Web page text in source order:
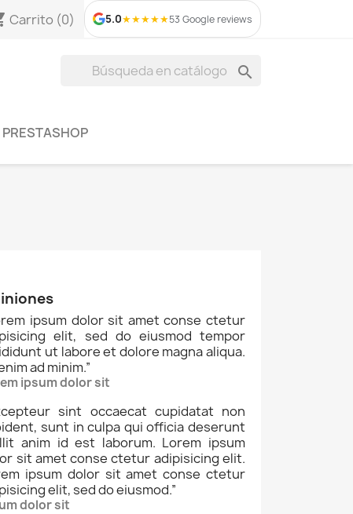
Carrito (0) 5.0★★★★★53 Google reviews

ipsum dolor sit amet conse ctetur
elit, sed do eiusmod tempor
ut labore et dolore magna aliqua.
ad minim.”
ipsum dolor sit
sint occaecat cupidatat non
sunt in culpa qui officia deserunt
anim id est laborum. Lorem ipsum
sit amet conse ctetur adipisicing elit.
ipsum dolor sit amet conse ctetur
elit, sed do eiusmod.”
dolor sit